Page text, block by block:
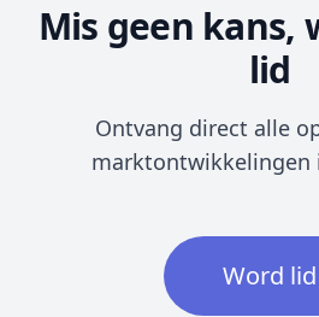
Mis geen kans,
lid
Ontvang direct alle
marktontwikkelingen
Word lid